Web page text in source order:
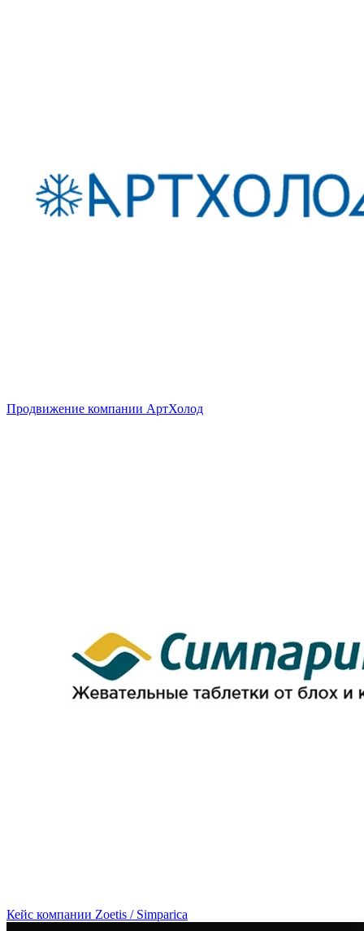
Продвижение компании АртХолод
Кейс компании Zoetis / Simparica